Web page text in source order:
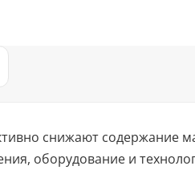
снижают содержание
оборудование и